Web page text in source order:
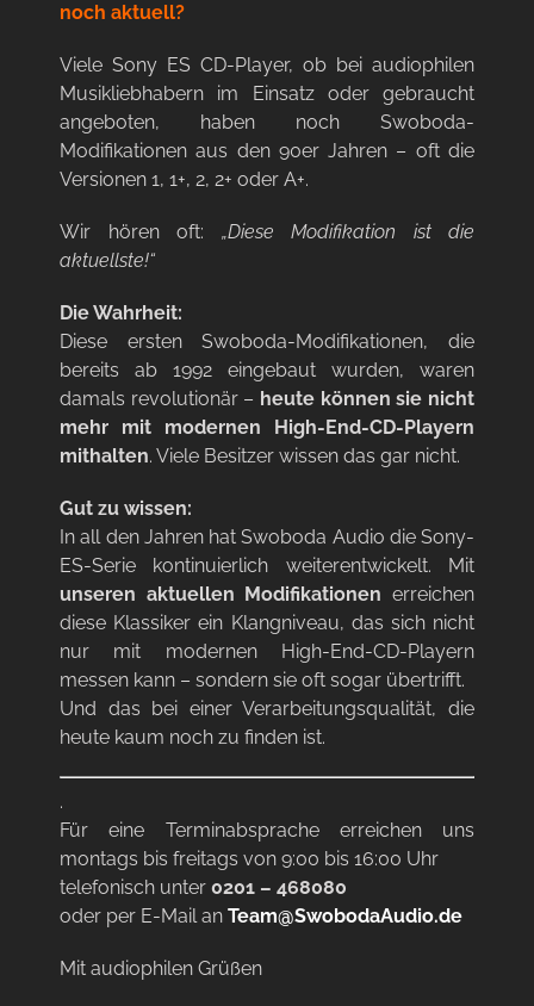
noch aktuell?
Viele Sony ES CD-Player, ob bei audiophilen
Musikliebhabern im Einsatz oder gebraucht
angeboten, haben noch Swoboda-
Modifikationen aus den 90er Jahren – oft die
Versionen 1, 1+, 2, 2+ oder A+.
Wir hören oft: „Diese Modifikation ist die
aktuellste!“
Die Wahrheit:
Diese ersten Swoboda-Modifikationen, die
bereits ab 1992 eingebaut wurden, waren
damals revolutionär – heute können sie nicht
mehr mit modernen High-End-CD-Playern
mithalten. Viele Besitzer wissen das gar nicht.
Gut zu wissen:
In all den Jahren hat Swoboda Audio die Sony-
ES-Serie kontinuierlich weiterentwickelt. Mit
unseren aktuellen Modifikationen erreichen
diese Klassiker ein Klangniveau, das sich nicht
nur mit modernen High-End-CD-Playern
messen kann – sondern sie oft sogar übertrifft.
Und das bei einer Verarbeitungsqualität, die
heute kaum noch zu finden ist.
.
Für eine Terminabsprache erreichen uns
montags bis freitags von 9:00 bis 16:00 Uhr
telefonisch unter 0201 – 468080
oder per E-Mail an Team@SwobodaAudio.de
Mit audiophilen Grüßen